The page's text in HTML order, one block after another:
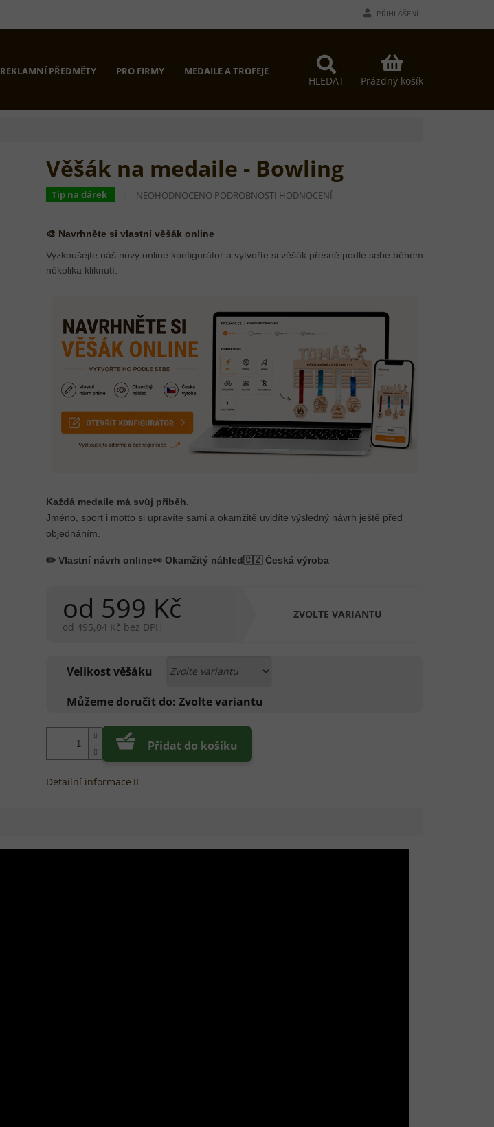
PŘIHLÁŠENÍ
HLEDAT
NÁKUPNÍ
KOŠÍK
Prázdný košík
REKLAMNÍ PŘEDMĚTY PRO FIRMY MEDAILE A TROFEJE PROČ MY? KONTAKTY
Věšák na medaile - Bowling
Tip na dárek
PRŮMĚRNÉ
JE
0,0
Z
5
NEOHODNOCENO PODROBNOSTI HODNOCENÍ
od 599 Kč
od 495,04 Kč bez DPH
ZVOLTE VARIANTU
Velikost věšáku
Můžeme doručit do: Zvolte variantu
Přidat do košíku
🎨 Navrhněte si vlastní věšák online
Vyzkoušejte náš nový online konfigurátor a vytvořte si věšák přesně podle sebe během
několika kliknutí.
Každá medaile má svůj příběh.
Jméno, sport i motto si upravíte sami a okamžitě uvidíte výsledný návrh ještě před
objednáním.
✏️ Vlastní návrh online👀 Okamžitý náhled 🇨🇿 Česká výroba
Detailní informace